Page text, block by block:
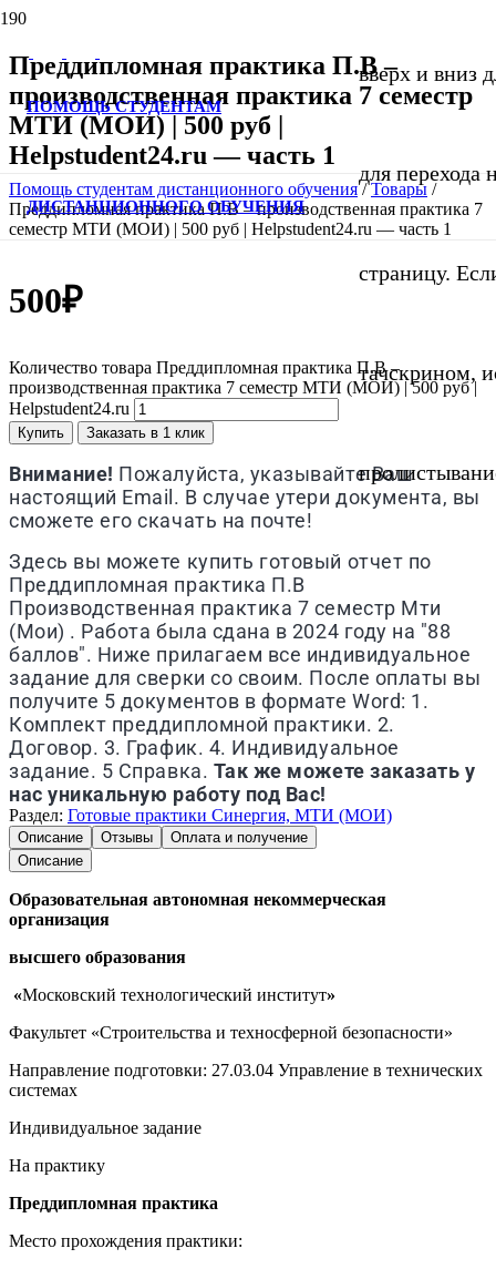
ПОМОЩЬ СТУДЕНТАМ
ДИСТАНЦИОННОГО ОБУЧЕНИЯ
вверх и вниз
для
страницу.
тачскрином,
Преддипломная практика П.В –
производственная практика 7 семестр
МТИ (МОИ) | 500 руб |
Helpstudent24.ru — часть 1
Помощь студентам дистанционного обучения/Товары /
Преддипломная практика П.В – производственная практика 7
семестр МТИ (МОИ) | 500 руб | Helpstudent24.ru — часть 1
500₽
Количество товара Преддипломная практика П.В –
производственная практика 7 семестр МТИ (МОИ) | 500 руб |
Helpstudent24.ru
Купить Заказать в 1 клик
Внимание! Пожалуйста, указывайте Ваш
настоящий Email. В случае утери документа, вы
сможете его скачать на почте!
Здесь вы можете купить готовый отчет по
Преддипломная практика П.В
Производственная практика 7 семестр Мти
(Мои) . Работа была сдана в 2024 году на "88
баллов". Ниже прилагаем все индивидуальное
задание для сверки со своим. После оплаты вы
получите 5 документов в формате Word: 1.
Комплект преддипломной практики. 2.
Договор. 3. График. 4. Индивидуальное
задание. 5 Справка. Так же можете заказать у
нас уникальную работу под Вас!
Раздел: Готовые практики Синергия, МТИ (МОИ)
Описание Отзывы
Оплата и получение
Описание
Образовательная автономная некоммерческая
организация
высшего образования
«Московский технологический институт»
Факультет «Строительства и техносферной безопасности»
Направление подготовки: 27.03.04 Управление в технических
системах
Индивидуальное задание
На практику
Преддипломная практика
Место прохождения практики: